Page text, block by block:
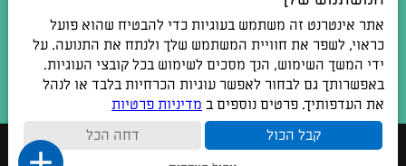
כתובת: רחוב חלוצי התעשיה 1, אלפי מנשה
דואר אלקטרוני:contact@100db.co.il
כל הזכויות שמורות © 2026
אתר אינטרנט זה משתמש בעוגיות כדי להבטיח שהוא פועל
כראוי, לשפר את חוויית המשתמש שלך ולנתח את התנועה. על
ידי המשך השימוש, הנך מסכים לשימוש בכל קובצי העוגיות.
באפשרותך גם לבחור לאפשר עוגיות הכרחיות בלבד או לנהל
את העדפותיך. פרטים נוספים ב מדיניות פרטיות
קבל הכול
דחה הכל